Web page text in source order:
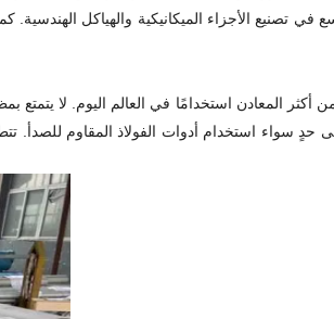
الأجزاء الميكانيكية والهياكل الهندسية.
أكثر المعادن استخدامًا في العالم اليوم. لا
سواء استخدام أدوات الفولاذ المقاوم للصدأ.